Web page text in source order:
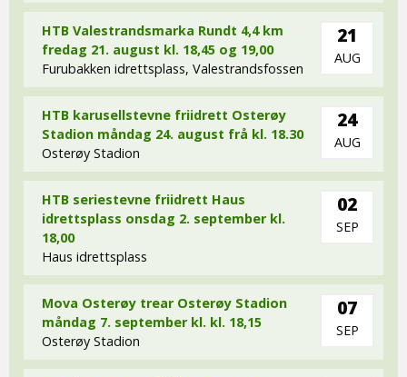
HTB Valestrandsmarka Rundt 4,4 km
fredag 21. august kl. 18,45 og 19,00
Furubakken idrettsplass, Valestrandsfossen
21
AUG
HTB karusellstevne friidrett Osterøy
Stadion måndag 24. august frå kl. 18.30
Osterøy Stadion
24
AUG
HTB seriestevne friidrett Haus
idrettsplass onsdag 2. september kl.
18,00
Haus idrettsplass
02
SEP
Mova Osterøy trear Osterøy Stadion
måndag 7. september kl. kl. 18,15
Osterøy Stadion
07
SEP